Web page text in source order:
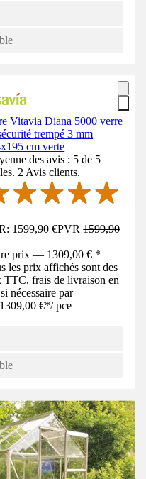
Vitavia Diana 5000 verre
trempé 3 mm
cm verte
des avis : 5 de 5
2 Avis clients.
1599,90 €PVR1599,90
prix — 1309,00 € *
les prix affichés sont des
TTC, frais de livraison en
nécessaire par
1309,00 €*/ pce